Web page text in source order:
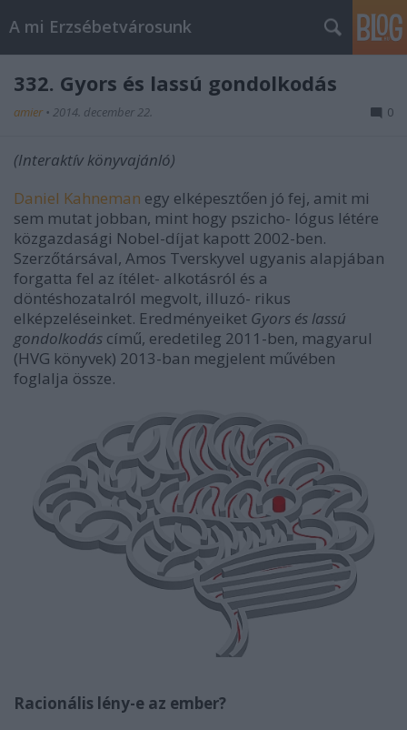
A mi Erzsébetvárosunk
332. Gyors és lassú gondolkodás
amier • 2014. december 22. 0
(Interaktív könyvajánló)
Daniel Kahneman egy elképesztően jó fej, amit mi
sem mutat jobban, mint hogy pszicho- lógus létére
közgazdasági Nobel-díjat kapott 2002-ben.
Szerzőtársával, Amos Tverskyvel ugyanis alapjában
forgatta fel az ítélet- alkotásról és a
döntéshozatalról megvolt, illuzó- rikus
elképzeléseinket. Eredményeiket Gyors és lassú
gondolkodás című, eredetileg 2011-ben, magyarul
(HVG könyvek) 2013-ban megjelent művében
foglalja össze.
Racionális lény-e az ember?